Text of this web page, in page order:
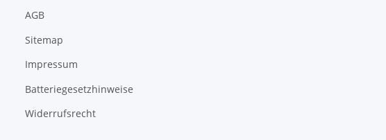
AGB
Sitemap
Impressum
Batteriegesetzhinweise
Widerrufsrecht